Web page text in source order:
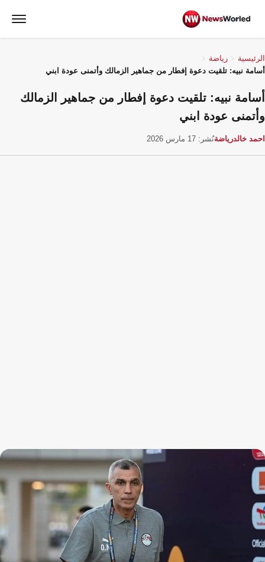
الرئيسية
رياضة
أسامة نبيه: تلقيت دعوة إفطار من جماهير الزمالك وأتمنى عودة ابني
أسامة نبيه: تلقيت دعوة إفطار من جماهير الزمالك
وأتمنى عودة ابني
احمد خالدرياضةنُشر: 17 مارس 2026